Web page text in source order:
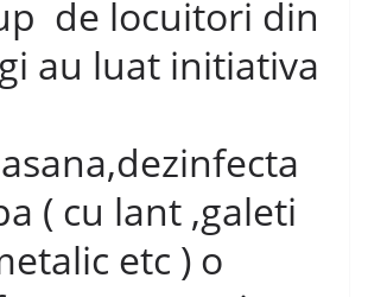
de locuitori din
au luat initiativa
( cu lant ,galeti
etc ) o